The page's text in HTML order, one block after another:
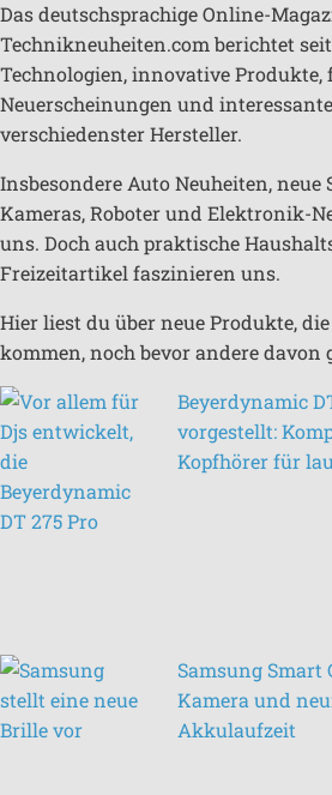
Das deutschsprachige Online-
Technikneuheiten.com berichtet
Technologien, innovative Produkte,
Neuerscheinungen und
verschiedenster Hersteller.
Insbesondere Auto Neuheiten, neue
Kameras, Roboter und Elektronik-
uns. Doch auch praktische
Freizeitartikel faszinieren uns.
Hier liest du über neue Produkte,
kommen, noch bevor andere davon
Beyerdynamic
vorgestellt:
Kopfhörer für
Samsung Smart
Kamera und
Akkulaufzeit